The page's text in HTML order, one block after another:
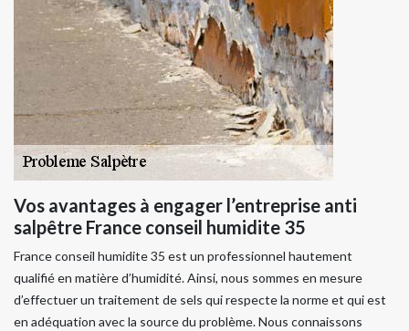
Vos avantages à engager l’entreprise anti
salpêtre France conseil humidite 35
France conseil humidite 35 est un professionnel hautement
qualifié en matière d’humidité. Ainsi, nous sommes en mesure
d’effectuer un traitement de sels qui respecte la norme et qui est
en adéquation avec la source du problème. Nous connaissons